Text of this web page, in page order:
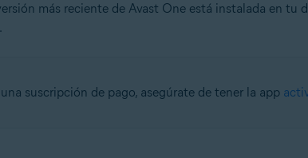
más reciente de Avast One está instalada en
suscripción de pago, asegúrate de tener la app